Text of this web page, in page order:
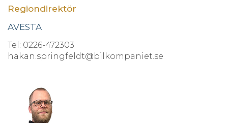
Regiondirektör
AVESTA
Tel: 0226-472303
hakan.springfeldt@bilkompaniet.se